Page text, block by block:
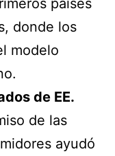
países
donde los
modelo
de EE.
de las
ayudó